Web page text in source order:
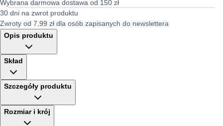
Wybrana darmowa dostawa od 150 zł
30 dni na zwrot produktu
Zwroty od 7,99 zł dla osób zapisanych do newslettera
Opis produktu
Skład
Szczegóły produktu
Rozmiar i krój